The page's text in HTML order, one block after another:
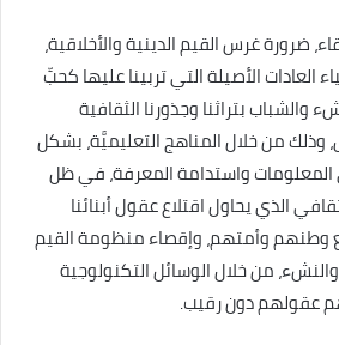
ضرورة غرس القيم الدينية والأخلاقية،
العادات الأصيلة التي تربينا عليها كحبِّ
والشباب بتراثنا وجذورنا الثقافية
وذلك من خلال المناهج التعليميَّة، بشكل
واستدامة المعرفة، في ظل
الذي يحاول اقتلاع عقول أبنائنا
وطنهم وأمتهم، وإقصاء منظومة القيم
من خلال الوسائل التكنولوجية
عقولهم دون رقيب.